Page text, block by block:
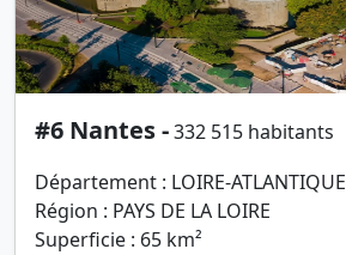
#6 Nantes -332 515 habitants
Département : LOIRE-ATLANTIQUE
Région : PAYS DE LA LOIRE
Superficie : 65 km²